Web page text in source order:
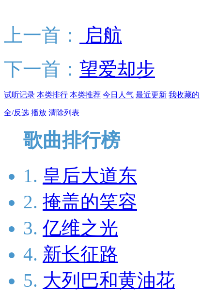
上一首：
启航
下一首： 望爱却步
试听记录 本类排行 本类推荐 今日人气 最近更新 我收藏的
全/反选 播放 清除列表
歌曲排行榜
1. 皇后大道东
2. 掩盖的笑容
3. 亿维之光
4. 新长征路
5. 大列巴和黄油花